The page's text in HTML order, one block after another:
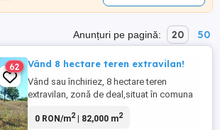
Anunțuri pe pagină: 20 50
62 Vând 8 hectare teren extravilan!
Vând sau închiriez, 8 hectare teren
extravilan, zonă de deal,situat în comuna
parte pășune,dar si arabil,deschidere la
0 RON/m2| 82,000 m2